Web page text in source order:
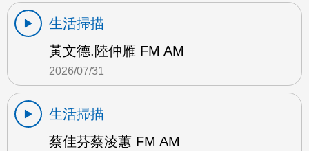
生活掃描
黃文德.陸仲雁 FM AM
2026/07/31
生活掃描
蔡佳芬蔡淩蕙 FM AM